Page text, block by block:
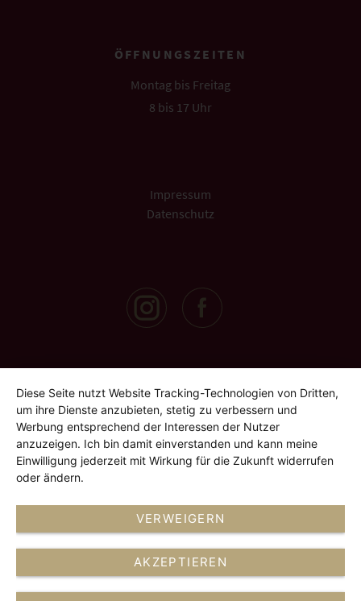
ÖFFNUNGSZEITEN
Montag bis Freitag
8 bis 17 Uhr
Impressum
Datenschutz
Diese Seite nutzt Website Tracking-Technologien von Dritten,
um ihre Dienste anzubieten, stetig zu verbessern und
Werbung entsprechend der Interessen der Nutzer
anzuzeigen. Ich bin damit einverstanden und kann meine
Einwilligung jederzeit mit Wirkung für die Zukunft widerrufen
oder ändern.
VERWEIGERN
AKZEPTIEREN